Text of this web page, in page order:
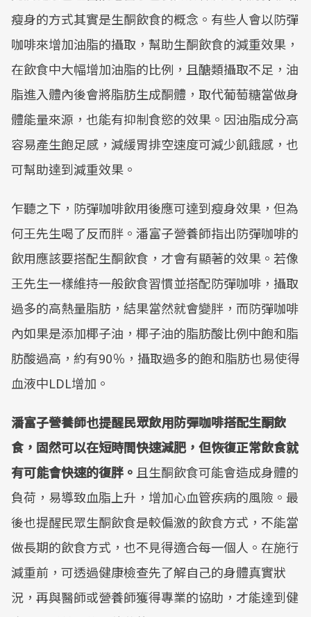
瘦身的方式其實是生酮飲食的概念。有些人會以防彈
咖啡來增加油脂的攝取，幫助生酮飲食的減重效果，
在飲食中大幅增加油脂的比例，且醣類攝取不足，油
脂進入體內後會將脂肪生成酮體，取代葡萄糖當做身
體能量來源，也能有抑制食慾的效果。因油脂成分高
容易產生飽足感，減緩胃排空速度可減少飢餓感，也
可幫助達到減重效果。
乍聽之下，防彈咖啡飲用後應可達到瘦身效果，但為
何王先生喝了反而胖。潘富子營養師指出防彈咖啡的
飲用應該要搭配生酮飲食，才會有顯著的效果。若像
王先生一樣維持一般飲食習慣並搭配防彈咖啡，攝取
過多的高熱量脂肪，結果當然就會變胖，而防彈咖啡
內如果是添加椰子油，椰子油的脂肪酸比例中飽和脂
肪酸過高，約有90％，攝取過多的飽和脂肪也易使得
血液中LDL增加。
潘富子營養師也提醒民眾飲用防彈咖啡搭配生酮飲
食，固然可以在短時間快速減肥，但恢復正常飲食就
有可能會快速的復胖。 且生酮飲食可能會造成身體的
負荷，易導致血脂上升，增加心血管疾病的風險。最
後也提醒民眾生酮飲食是較偏激的飲食方式，不能當
做長期的飲食方式，也不見得適合每一個人。在施行
減重前，可透過健康檢查先了解自己的身體真實狀
況，再與醫師或營養師獲得專業的協助，才能達到健